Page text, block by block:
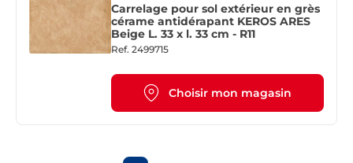
Carrelage pour sol extérieur en grès
cérame antidérapant KEROS ARES
Beige L. 33 x l. 33 cm - R11
Ref. 2499715
Choisir mon magasin